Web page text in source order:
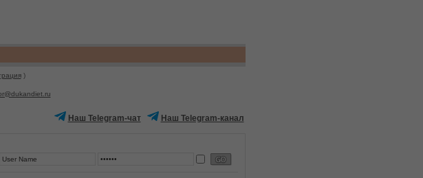
)
Наш Telegram-чат Наш Telegram-канал